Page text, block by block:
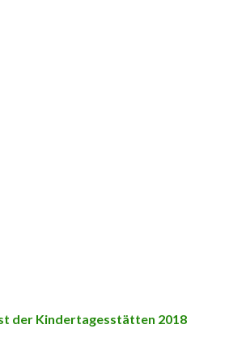
der Kindertagesstätten 2018